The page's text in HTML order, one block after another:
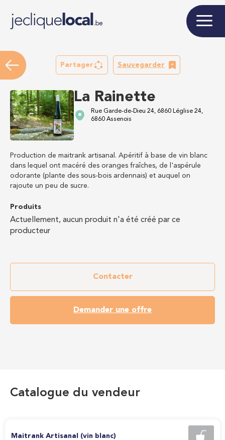
Partager Sauvegarder
La Rainette
Rue Garde-de-Dieu 24, 6860 Léglise 24,
6860 Assenois
Production de maitrank artisanal. Apéritif à base de vin blanc
dans lequel ont macéré des oranges fraîches, de l'aspérule
odorante (plante des sous-bois ardennais) et auquel on
rajoute un peu de sucre.
Produits
Actuellement, aucun produit n'a été créé par ce
producteur
Contacter
Demander une offre
Catalogue du vendeur
Maitrank Artisanal (vin blanc)